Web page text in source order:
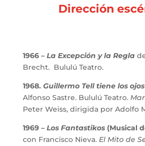
Dirección
1966 – La Excepción y la Regla
Brecht. Bululú Teatro.
1968. Guillermo Tell tiene los
Alfonso Sastre. Bululú Teatro.
Peter Weiss, dirigida por Adolfo
1969 – Los Fantastikos(Musical
con Francisco Nieva. El Mito de